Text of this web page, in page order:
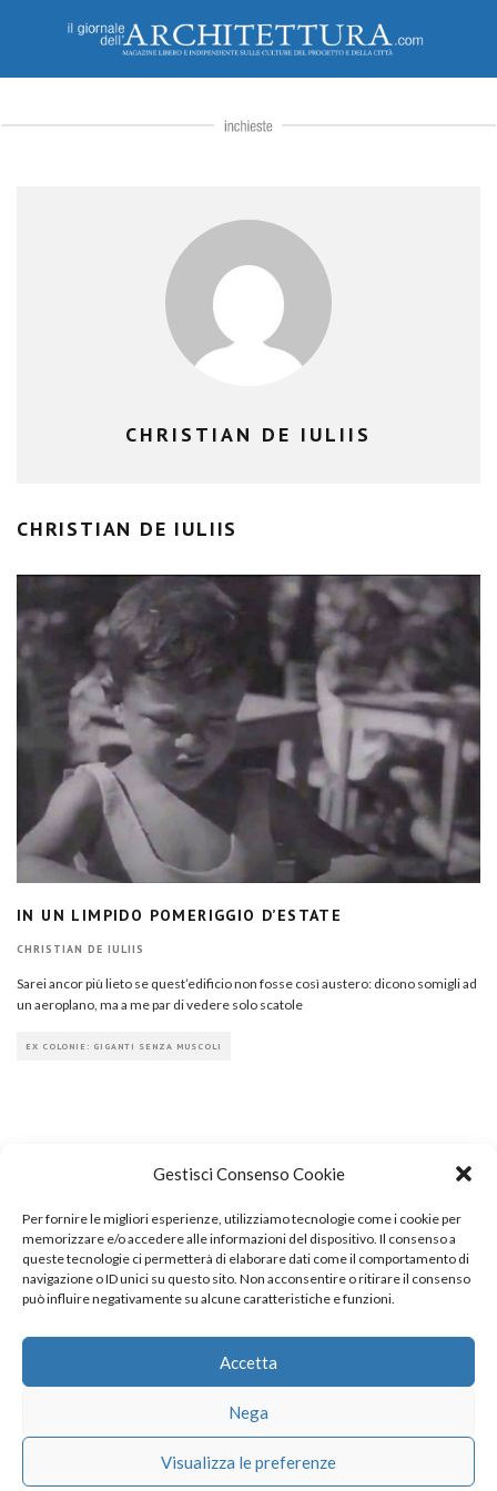
Gestisci Consenso Cookie
Per fornire le migliori esperienze, utilizziamo tecnologie come i cookie per
memorizzare e/o accedere alle informazioni del dispositivo. Il consenso a
queste tecnologie ci permetterà di elaborare dati come il comportamento di
navigazione o ID unici su questo sito. Non acconsentire o ritirare il consenso
può influire negativamente su alcune caratteristiche e funzioni.
Accetta
Nega
Visualizza le preferenze
CHRISTIAN DE IULIIS
CHRISTIAN DE IULIIS
IN UN LIMPIDO POMERIGGIO D’ESTATE
CHRISTIAN DE IULIIS
Sarei ancor più lieto se quest’edificio non fosse così austero: dicono somigli ad
un aeroplano, ma a me par di vedere solo scatole
EX COLONIE: GIGANTI SENZA MUSCOLI
COPYRIGHT
© TheArchitecturalPost 2024
SOCIAL NETWORK
facebookinstagram